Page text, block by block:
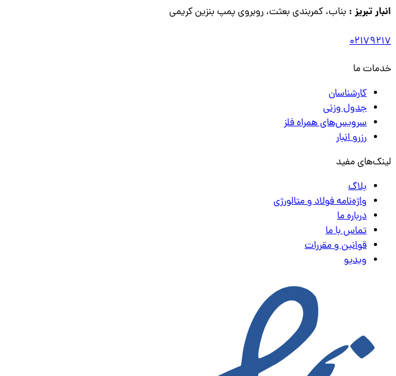
انبار تبریز : بناب، کمربندی بعثت، روبروی پمپ بنزین کریمی
02179217
خدمات ما
کارشناسان
جدول وزنی
سرویس‌های همراه فلز
رزرو انبار
لینک‌های مفید
بلاگ
واژه‌نامه فولاد و متالورژی
درباره ما
تماس با ما
قوانین و مقررات
ویدیو